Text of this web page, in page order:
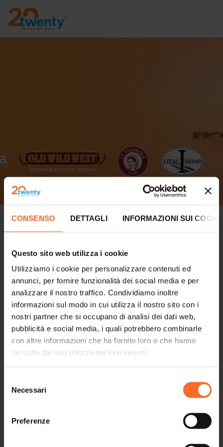
CONSENSO DETTAGLI INFORMAZIONI SUI
Questo sito web utilizza i cookie
Utilizziamo i cookie per personalizzare contenuti ed
annunci, per fornire funzionalità dei social media e per
analizzare il nostro traffico. Condividiamo inoltre
informazioni sul modo in cui utilizza il nostro sito con i
nostri partner che si occupano di analisi dei dati web,
pubblicità e social media, i quali potrebbero combinarle
con altre informazioni che ha fornito loro o che hanno
raccolto dal suo utilizzo dei loro servizi.
delNecessari
Preferenze
End of Summer Party
PURTROPPO, CAUSA MALTEMPO, COMUNICHIAMO CHE
😥 Rimedio alla malinconia di fine estate?
🥳End of Summer Party!
Ti aspettiamo per un’ultima e spensierata notte d’estate
conDj Alex Stan: preparati aballare sotto le stelle, goderti
un fresco drink e divertirti!
📍 terrazza, 3° piano
Porta i tuoi amici e non mancare: brinderemo al gran finale
di un’indimenticabile stagione di eventi musicali al Twenty!